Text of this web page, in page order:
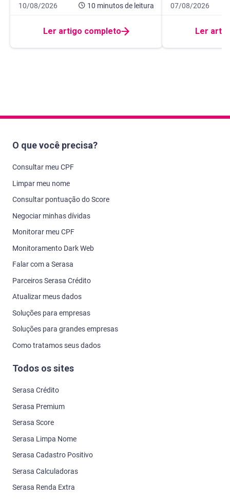
Data de publicação 10 de agosto de 2026
10/08/2026 10 minutosde leitura
10 minutos de leitura
Ler artigo completo
Data de
07/08/2026
10 minutos de
Ler
O que você precisa?
Consultar meu CPF
Limpar meu nome
Consultar pontuação do Score
Negociar minhas dívidas
Monitorar meu CPF
Monitoramento Dark Web
Falar com a Serasa
Parceiros Serasa Crédito
Atualizar meus dados
Soluções para empresas
Soluções para grandes empresas
Como tratamos seus dados
Todos os sites
Serasa Crédito
Serasa Premium
Serasa Score
Serasa Limpa Nome
Serasa Cadastro Positivo
Serasa Calculadoras
Serasa Renda Extra